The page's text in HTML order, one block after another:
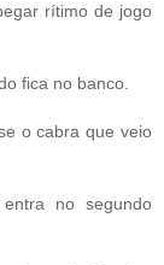
rítimo de jogo
fica no banco.
o cabra que veio
no segundo